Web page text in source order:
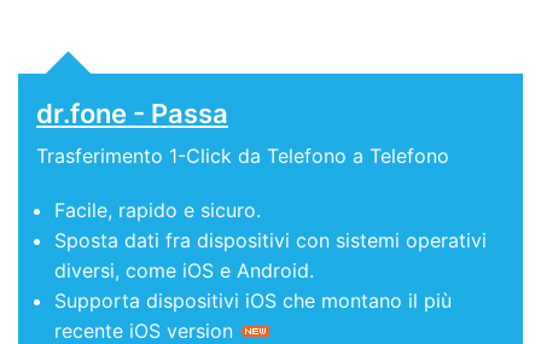
dr.fone - Passa
Trasferimento 1-Click da Telefono a Telefono
Facile, rapido e sicuro.
Sposta dati fra dispositivi con sistemi operativi
diversi, come iOS e Android.
Supporta dispositivi iOS che montano il più
recente iOS version